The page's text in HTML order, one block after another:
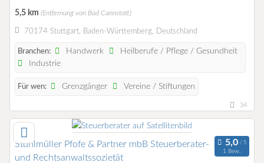
5,5 km (Entfernung von Bad Cannstatt)
70174 Stuttgart, Baden-Württemberg, Deutschland
Branchen: Handwerk
Heilberufe / Pflege / Gesundheit
Industrie
Für wen: Grenzgänger Vereine / Stiftungen
34
Stuhlmüller Pfofe & Partner mbB Steuerberater-
und Rechtsanwaltssozietät
1 Bew.